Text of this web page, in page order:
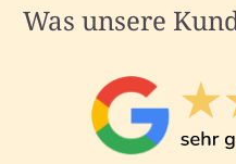
Was unsere